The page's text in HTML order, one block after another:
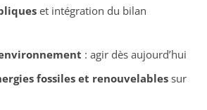
et intégration du bilan
: agir dès aujourd’hui
fossiles et renouvelablessur